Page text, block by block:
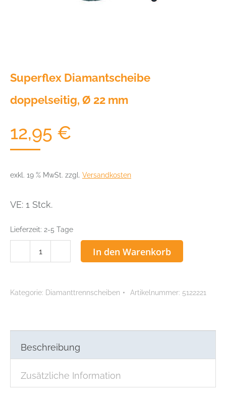
Superflex Diamantscheibe
doppelseitig, Ø 22 mm
12,95 €
exkl. 19 % MwSt. zzgl. Versandkosten
VE: 1 Stck.
Lieferzeit: 2-5 Tage
22
In den Warenkorb
Kategorie: Diamanttrennscheiben Artikelnummer: 5122221
Beschreibung
Zusätzliche Information